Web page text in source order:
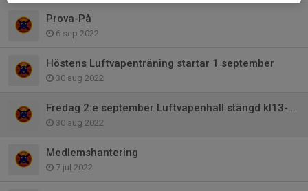
Prova-På
6 sep 2022
Höstens Luftvapenträning startar 1 september
30 aug 2022
Fredag 2:e september Luftvapenhall stängd kl13-15
30 aug 2022
Medlemshantering
7 jul 2022